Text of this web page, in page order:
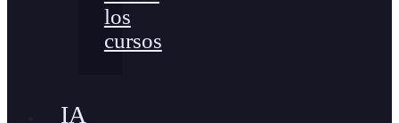
los
cursos
IA